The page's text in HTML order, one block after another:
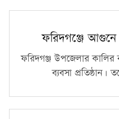
ফরিদগঞ্জে আগুনে
ফরিদগঞ্জ উপজেলার কালির
ব্যবসা প্রতিষ্ঠান।